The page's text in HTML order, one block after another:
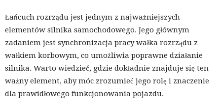
Łańcuch rozrządu jest jednym z najważniejszych
elementów silnika samochodowego. Jego głównym
zadaniem jest synchronizacja pracy wałka rozrządu z
wałkiem korbowym, co umożliwia poprawne działanie
silnika. Warto wiedzieć, gdzie dokładnie znajduje się ten
ważny element, aby móc zrozumieć jego rolę i znaczenie
dla prawidłowego funkcjonowania pojazdu.